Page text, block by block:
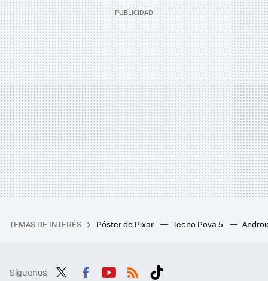
TEMAS DE INTERÉS Póster de Pixar Tecno Pova 5
Síguenos